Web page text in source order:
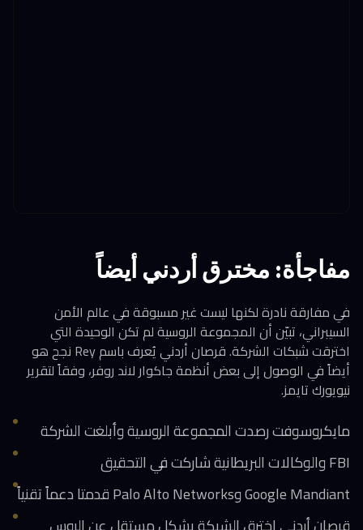
مفاجأة: مخترق أردني أيضاً
في مفارقة نادرة لكنها ليست غير مسبوقة في عالم الأمن
السيبراني، تبيّن أن المجموعة الروسية لم تكن الوحيدة التي
اخترقت شبكات الشركة. قرصان أردني يُعرف باسم Rey نجح هو
أيضاً في الوصول إلى بعض أنظمة جاكوار لاند روفر، وفقاً لتقرير
نيويورك تايمز.
مايكروسوفت رصدت المجموعة الروسية وأبلغت الشركة
FBI والوكالات البريطانية شاركت في التحقيق
Google Mandiant وPalo Alto Networks قدمتا دعماً تقنياً